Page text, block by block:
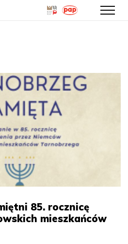
85. rocznicę
mieszkańców